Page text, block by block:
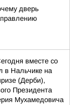
дверь
вместе со
в Нальчике на
(Дерби),
Президента
Мухамедовича